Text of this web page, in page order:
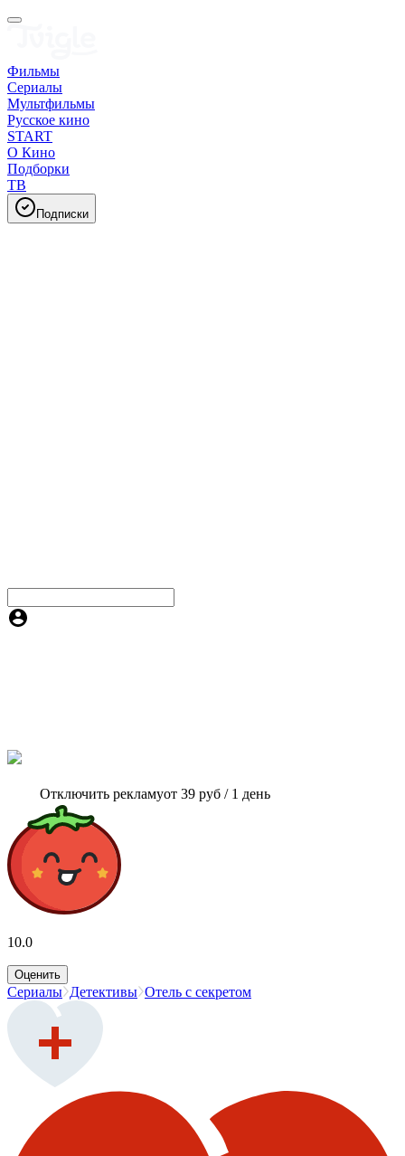
Фильмы
Сериалы
Мультфильмы
Русское кино
START
О Кино
Подборки
ТВ
Подписки
Отключить рекламуот 39 руб / 1 день
10.0
Оценить
Сериалы Детективы Отель с секретом